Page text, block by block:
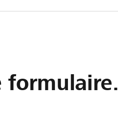
formulaire.